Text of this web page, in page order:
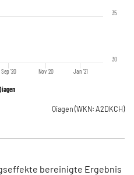
Sep '20 Nov '20 Jan '21
30
35
Qiagen (WKN: A2DKCH)
bereinigte Ergebnis